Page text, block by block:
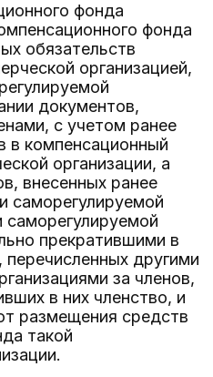
фонда
фонда
обязательств
организацией,
документов,
с учетом ранее
в компенсационный
организации, а
внесенных ранее
саморегулируемой
саморегулируемой
прекратившими в
перечисленных другими
за членов,
в них членство, и
размещения средств
такой